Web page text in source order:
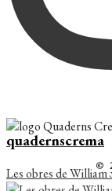
quadernscrema
Les obres de William
©